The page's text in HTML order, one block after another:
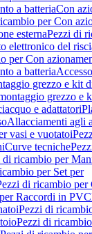
a batteriaCon
per Con
esternaPezzi di
elettronico del
per Con
a batteria
grezzo e kit
grezzo e
e adattatori
Allacciamenti agli
vasi e vuotatoi
Curve tecniche
di ricambio per
per Set per
di ricambio per
Raccordi in PVC
Pezzi di
Pezzi di